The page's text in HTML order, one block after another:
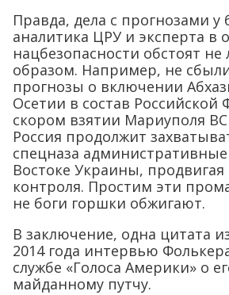
Правда, дела с прогнозами у
аналитика ЦРУ и эксперта в
нацбезопасности обстоят
образом. Например, не
прогнозы о включении
Осетии в состав Российской
скором взятии Мариуполя
Россия продолжит
спецназа
Востоке Украины, продвигая
контроля. Простим эти
не боги горшки обжигают.
В заключение, одна цитата
2014 года интервью
службе «Голоса Америки» о
майданному путчу.